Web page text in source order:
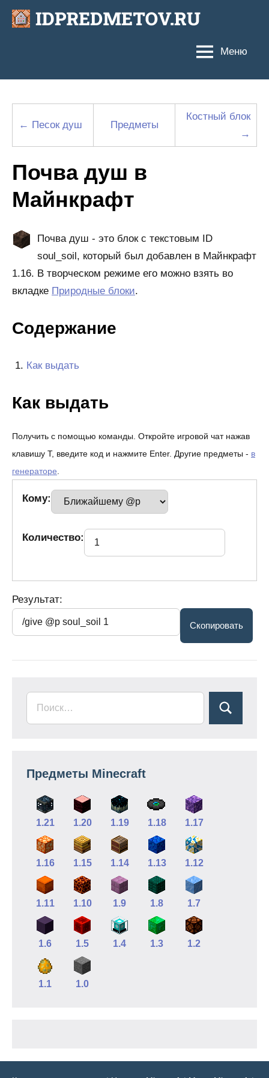
Перейти
Меню
← Песок душ Предметы
Костный блок
→
Почва душ в
Майнкрафт
Почва душ - это блок с текстовым ID
soul_soil, который был добавлен в Майнкрафт
1.16. В творческом режиме его можно взять во
вкладке Природные блоки.
Содержание
Как выдать
Как выдать
Получить с помощью команды. Откройте игровой чат нажав
клавишу T, введите код и нажмите Enter. Другие предметы - в
генераторе.
Кому:
Количество:
Результат:
Предметы Minecraft
1.21 1.20 1.19 1.18 1.17
1.16 1.15 1.14 1.13 1.12
1.11 1.10 1.9 1.8 1.7
1.6 1.5 1.4 1.3 1.2
1.1 1.0